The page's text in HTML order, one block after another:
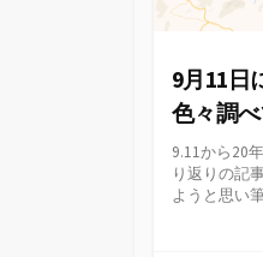
9月11日
色々調
9.11から20
り返りの記
ようと思い